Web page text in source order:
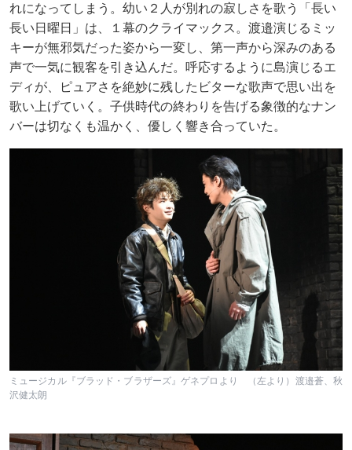
れになってしまう。幼い２人が別れの寂しさを歌う「長い
長い日曜日」は、１幕のクライマックス。渡邉演じるミッ
キーが無邪気だった姿から一変し、第一声から深みのある
声で一気に観客を引き込んだ。呼応するように島演じるエ
ディが、ピュアさを絶妙に残したビターな歌声で思い出を
歌い上げていく。子供時代の終わりを告げる象徴的なナン
バーは切なくも温かく、優しく響き合っていた。
ミュージカル『ブラッド・ブラザーズ』ゲネプロより （左より）渡邉蒼、秋
沢健太朗